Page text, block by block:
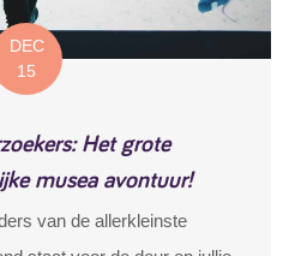
DEC
15
Het grote
musea avontuur!
van de allerkleinste